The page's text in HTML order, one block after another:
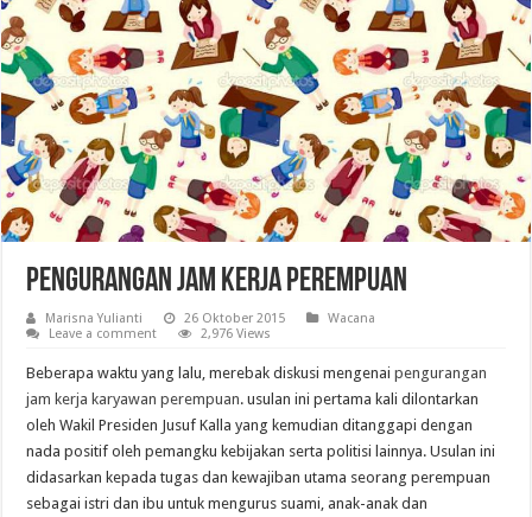
Pengurangan Jam Kerja Perempuan
Marisna Yulianti 26 Oktober 2015
Wacana
Leave a comment
2,976 Views
Beberapa waktu yang lalu, merebak diskusi mengenaipengurangan
jam kerja karyawan perempuan. usulan ini pertama kali dilontarkan
oleh Wakil Presiden Jusuf Kalla yang kemudian ditanggapi dengan
nada positif oleh pemangku kebijakan serta politisi lainnya. Usulan ini
didasarkan kepada tugas dan kewajiban utama seorang perempuan
sebagai istri dan ibu untuk mengurus suami, anak-anak dan